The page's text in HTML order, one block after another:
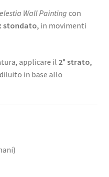
Wall Paintingcon
stondato, in movimenti
applicare il 2° strato,
in base allo